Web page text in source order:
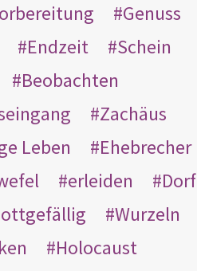
Genuss
Endzeit
Schein
Beobachten
Zachäus
Leben
Ehebrecher
erleiden
Dorf
Wurzeln
Holocaust